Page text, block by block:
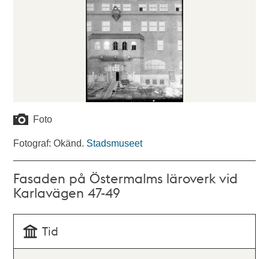
Foto
Fotograf: Okänd. Stadsmuseet
Fasaden på Östermalms läroverk vid
Karlavägen 47-49
Tid